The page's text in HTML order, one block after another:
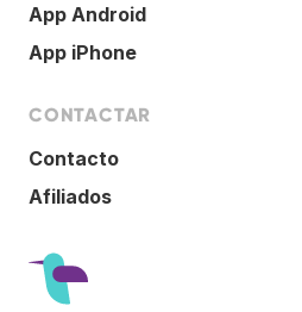
App Android
App iPhone
CONTACTAR
Contacto
Afiliados